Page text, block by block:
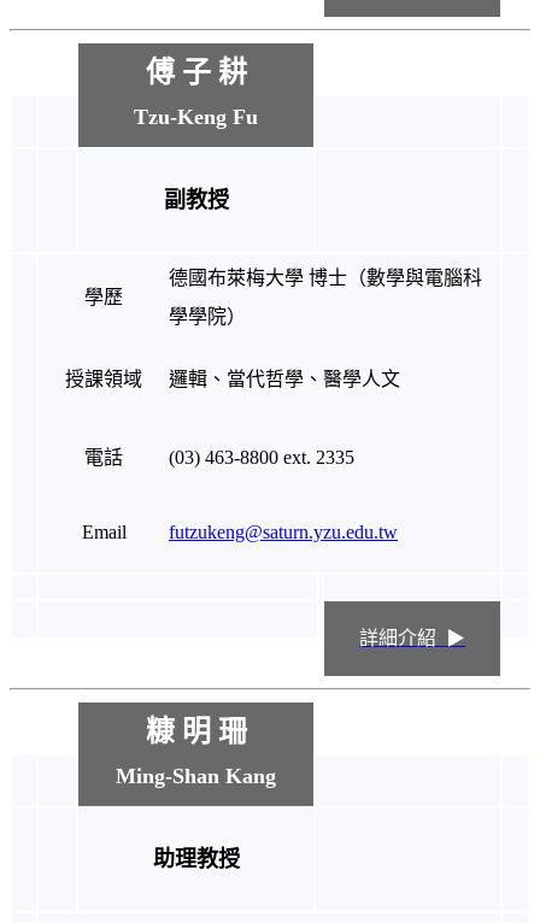
傅 子 耕
Tzu-Keng Fu
副教授
學歷
德國布萊梅大學 博士（數學與電腦科
學學院）
授課領域 邏輯、當代哲學、醫學人文
電話 (03) 463-8800 ext. 2335
Email futzukeng@saturn.yzu.edu.tw
詳細介紹 ▶
糠 明 珊
Ming-Shan Kang
助理教授